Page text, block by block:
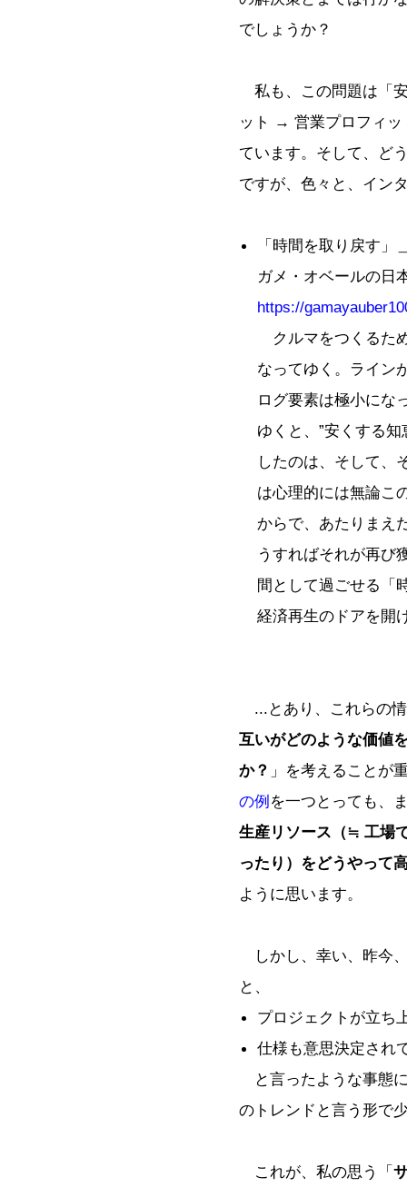
でしょうか？
私も、この問題は「
ット → 営業プロフィッ
ています。そして、ど
ですが、色々と、イン
「時間を取り戻す」
ガメ・オベールの日
https://
クルマをつくるた
なってゆく。ライン
ログ要素は極小にな
ゆくと、”安くする
したのは、そして、
は心理的には無論こ
からで、あたりまえ
うすればそれが再び
間として過ごせる「
経済再生のドアを開
...とあり、これらの
互いがどのような価値
か？ 」を考えることが
の例 を一つとっても、
生産リソース（≒ 工場
ったり）をどうやって
ように思います。
しかし、幸い、昨今
と、
プロジェクトが立ち
仕様も意思決定され
と言ったような事態
のトレンドと言う形で
これが、私の思う「